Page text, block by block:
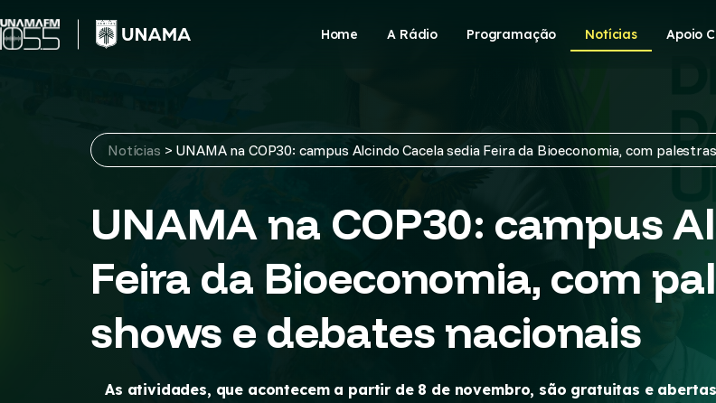
to
content
Home A Rádio Programação Notícias Apoio
Notícias > UNAMA na COP30: campus Alcindo Cacela sedia Feira da Bioeconomia, com
UNAMA na COP30: campus
Feira da Bioeconomia, com
shows e debates nacionais
As atividades, que acontecem a partir de 8 de novembro, são gratuitas e